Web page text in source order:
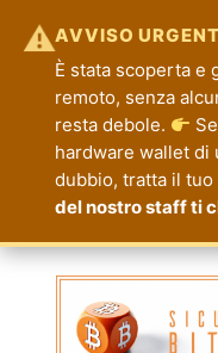
⚠AVVISO
È stata scoperta e
remoto, senza
resta debole.
hardware wallet di
dubbio, tratta il
del nostro staff ti
Passa
contenuto